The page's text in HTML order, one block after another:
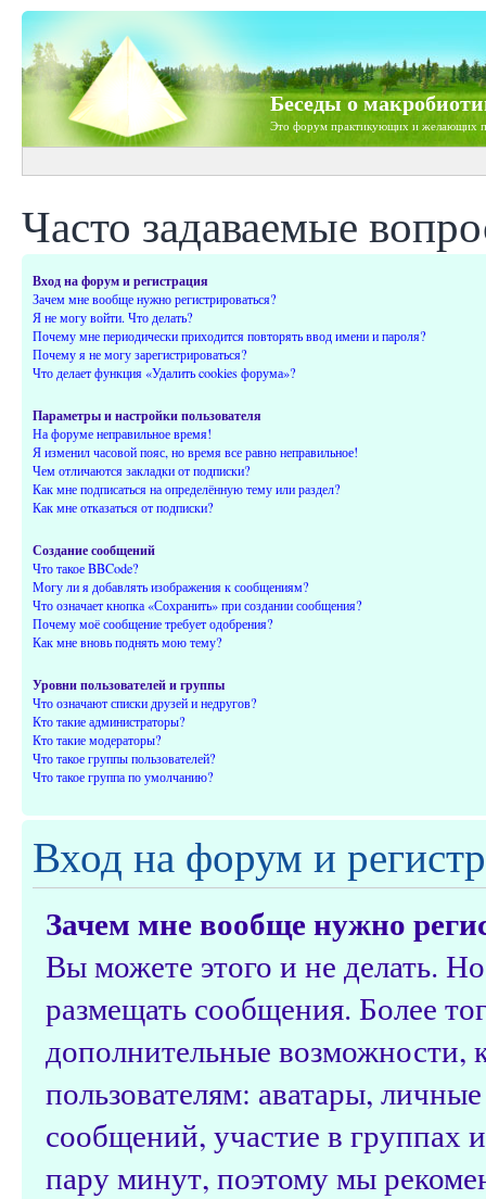
Беседы о
Это форум практикующих и желающих
Часто задаваемые
Вход на форум и регистрация
Зачем мне вообще нужно регистрироваться?
Я не могу войти. Что делать?
Почему мне периодически приходится повторять ввод имени и пароля?
Почему я не могу зарегистрироваться?
Что делает функция «Удалить cookies форума»?
Параметры и настройки пользователя
На форуме неправильное время!
Я изменил часовой пояс, но время все равно неправильное!
Чем отличаются закладки от подписки?
Как мне подписаться на определённую тему или раздел?
Как мне отказаться от подписки?
Создание сообщений
Что такое BBCode?
Могу ли я добавлять изображения к сообщениям?
Что означает кнопка «Сохранить» при создании сообщения?
Почему моё сообщение требует одобрения?
Как мне вновь поднять мою тему?
Уровни пользователей и группы
Что означают списки друзей и недругов?
Кто такие администраторы?
Кто такие модераторы?
Что такое группы пользователей?
Что такое группа по умолчанию?
Вход на форум и
Зачем мне вообще нужно
Вы можете этого и не делать.
размещать сообщения. Более
дополнительные
пользователям: аватары,
сообщений, участие в группах
пару минут, поэтому мы